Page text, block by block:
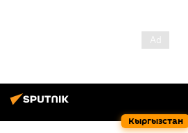
Кыргызстан